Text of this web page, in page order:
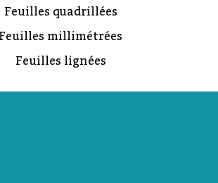
Feuilles quadrillées
Feuilles millimétrées
Feuilles lignées